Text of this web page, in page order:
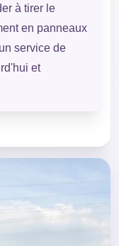
à tirer le
en panneaux
service de
et